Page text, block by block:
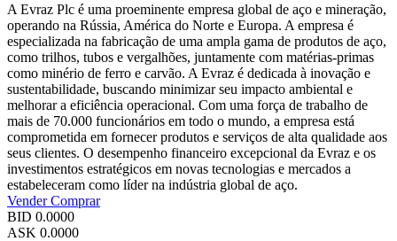
A Evraz Plc é uma proeminente empresa global de aço e mineração,
operando na Rússia, América do Norte e Europa. A empresa é
especializada na fabricação de uma ampla gama de produtos de aço,
como trilhos, tubos e vergalhões, juntamente com matérias-primas
como minério de ferro e carvão. A Evraz é dedicada à inovação e
sustentabilidade, buscando minimizar seu impacto ambiental e
melhorar a eficiência operacional. Com uma força de trabalho de
mais de 70.000 funcionários em todo o mundo, a empresa está
comprometida em fornecer produtos e serviços de alta qualidade aos
seus clientes. O desempenho financeiro excepcional da Evraz e os
investimentos estratégicos em novas tecnologias e mercados a
estabeleceram como líder na indústria global de aço.
VenderComprar
BID 0.0000
ASK 0.0000